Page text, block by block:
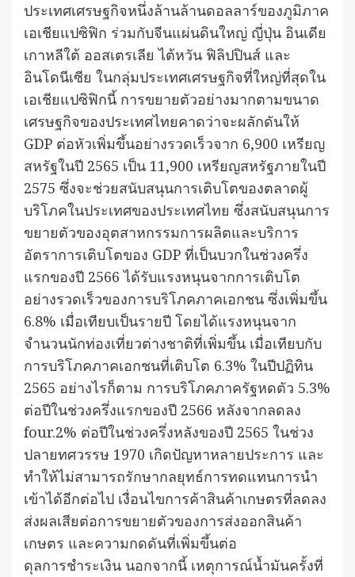
ประเทศเศรษฐกิจหนึ่งล้านล้านดอลลาร์ของภูมิภาค
เอเชียแปซิฟิก ร่วมกับจีนแผ่นดินใหญ่ ญี่ปุ่น อินเดีย
เกาหลีใต้ ออสเตรเลีย ไต้หวัน ฟิลิปปินส์ และ
อินโดนีเซีย ในกลุ่มประเทศเศรษฐกิจที่ใหญ่ที่สุดใน
เอเชียแปซิฟิกนี้ การขยายตัวอย่างมากตามขนาด
เศรษฐกิจของประเทศไทยคาดว่าจะผลักดันให้
GDP ต่อหัวเพิ่มขึ้นอย่างรวดเร็วจาก 6,900 เหรียญ
สหรัฐในปี 2565 เป็น 11,900 เหรียญสหรัฐภายในปี
2575 ซึ่งจะช่วยสนับสนุนการเติบโตของตลาดผู้
บริโภคในประเทศของประเทศไทย ซึ่งสนับสนุนการ
ขยายตัวของอุตสาหกรรมการผลิตและบริการ
อัตราการเติบโตของ GDP ที่เป็นบวกในช่วงครึ่ง
แรกของปี 2566 ได้รับแรงหนุนจากการเติบโต
อย่างรวดเร็วของการบริโภคภาคเอกชน ซึ่งเพิ่มขึ้น
6.8% เมื่อเทียบเป็นรายปี โดยได้แรงหนุนจาก
จำนวนนักท่องเที่ยวต่างชาติที่เพิ่มขึ้น เมื่อเทียบกับ
การบริโภคภาคเอกชนที่เติบโต 6.3% ในปีปฏิทิน
2565 อย่างไรก็ตาม การบริโภคภาครัฐหดตัว 5.3%
ต่อปีในช่วงครึ่งแรกของปี 2566 หลังจากลดลง
four.2% ต่อปีในช่วงครึ่งหลังของปี 2565 ในช่วง
ปลายทศวรรษ 1970 เกิดปัญหาหลายประการ และ
ทำให้ไม่สามารถรักษากลยุทธ์การทดแทนการนำ
เข้าได้อีกต่อไป เงื่อนไขการค้าสินค้าเกษตรที่ลดลง
ส่งผลเสียต่อการขยายตัวของการส่งออกสินค้า
เกษตร และความกดดันที่เพิ่มขึ้นต่อ
ดุลการชำระเงิน นอกจากนี้ เหตุการณ์น้ำมันครั้งที่